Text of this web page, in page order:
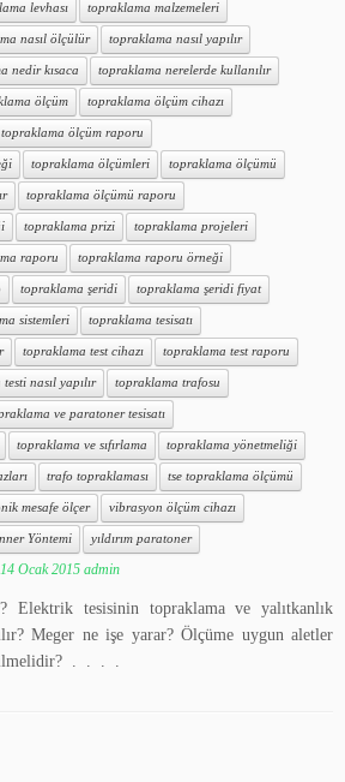
levhası topraklama malzemeleri
nasıl ölçülür topraklama nasıl yapılır
nedir kısaca topraklama nerelerde kullanılır
ölçüm topraklama ölçüm cihazı
topraklama ölçüm raporu
topraklama ölçümleri topraklama ölçümü
topraklama ölçümü raporu
topraklama prizi topraklama projeleri
raporu topraklama raporu örneği
topraklama şeridi topraklama şeridi fiyat
sistemleri topraklama tesisatı
topraklama test cihazı topraklama test raporu
nasıl yapılır topraklama trafosu
ve paratoner tesisatı
topraklama ve sıfırlama topraklama yönetmeliği
trafo topraklaması tse topraklama ölçümü
mesafe ölçer vibrasyon ölçüm cihazı
Yöntemi yıldırım paratoner
14 Ocak 2015 admin
Elektrik tesisinin topraklama ve yalıtkanlık
Meger ne işe yarar? Ölçüme uygun aletler
. . . .